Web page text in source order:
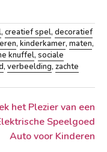
, creatief spel, decoratief
, kinderkamer, maten,
knuffel, sociale
, verbeelding, zachte
het Plezier van een
Speelgoed
Auto voor Kinderen